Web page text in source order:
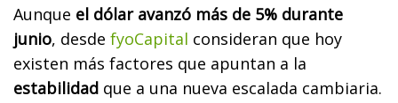
Aunque el dólar avanzó más de 5% durante
junio, desde fyoCapital consideran que hoy
existen más factores que apuntan a la
estabilidad que a una nueva escalada cambiaria.